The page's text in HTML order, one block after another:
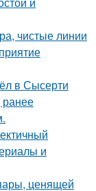
чистые линии
в Сысерти
и
ценящей